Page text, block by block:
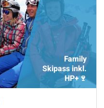
Family
Skipass inkl.
HP+🍷